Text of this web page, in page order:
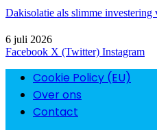
Dakisolatie als slimme investering
6 juli 2026
Facebook X (Twitter) Instagram
Cookie Policy (EU)
Over ons
Contact